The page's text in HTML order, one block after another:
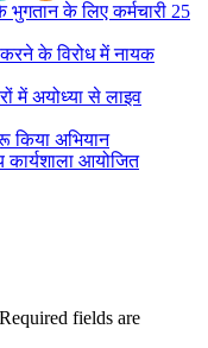
भुगतान के लिए कर्मचारी 25
करने के विरोध में नायक
में अयोध्या से लाइव
किया अभियान
कार्यशाला आयोजित
Required fields are